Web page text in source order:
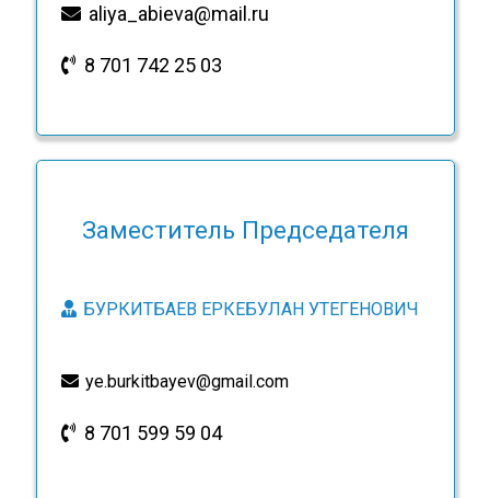
aliya_abieva@mail.ru
8 701 742 25 03
Заместитель Председателя
БУРКИТБАЕВ ЕРКЕБУЛАН УТЕГЕНОВИЧ
ye.burkitbayev@gmail.com
8 701 599 59 04